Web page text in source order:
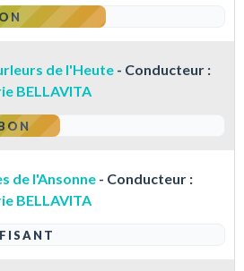
de l'Heute - Conducteur :
BELLAVITA
de l'Ansonne - Conducteur :
BELLAVITA